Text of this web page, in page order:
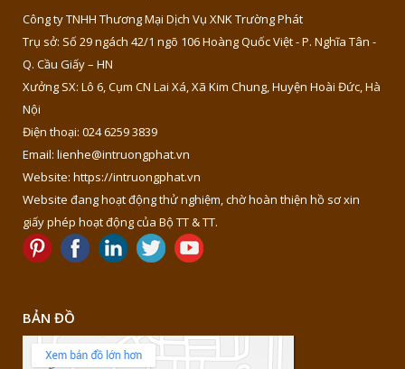
Công ty TNHH Thương Mại Dịch Vụ XNK Trường Phát
Trụ sở: Số 29 ngách 42/1 ngõ 106 Hoàng Quốc Việt - P. Nghĩa Tân -
Q. Cầu Giấy – HN
Xưởng SX: Lô 6, Cụm CN Lai Xá, Xã Kim Chung, Huyện Hoài Đức, Hà
Nội
Điện thoại: 024 6259 3839
Email: lienhe@intruongphat.vn
Website: https://intruongphat.vn
Website đang hoạt động thử nghiệm, chờ hoàn thiện hồ sơ xin
giấy phép hoạt động của Bộ TT & TT.
BẢN ĐỒ